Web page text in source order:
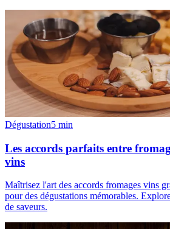
Dégustation5 min
Les accords parfaits entre
vins
Maîtrisez l'art des accords fromages vins
pour des dégustations mémorables.
de saveurs.